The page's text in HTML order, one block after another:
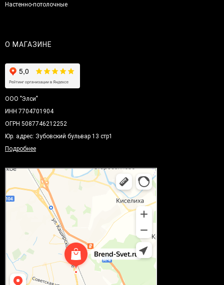
Настенно-потолочные
О МАГАЗИНЕ
ООО "Элси"
ИНН 7704701904
ОГРН 5087746212252
Юр. адрес: Зубовский бульвар 13 стр1
Подробнее